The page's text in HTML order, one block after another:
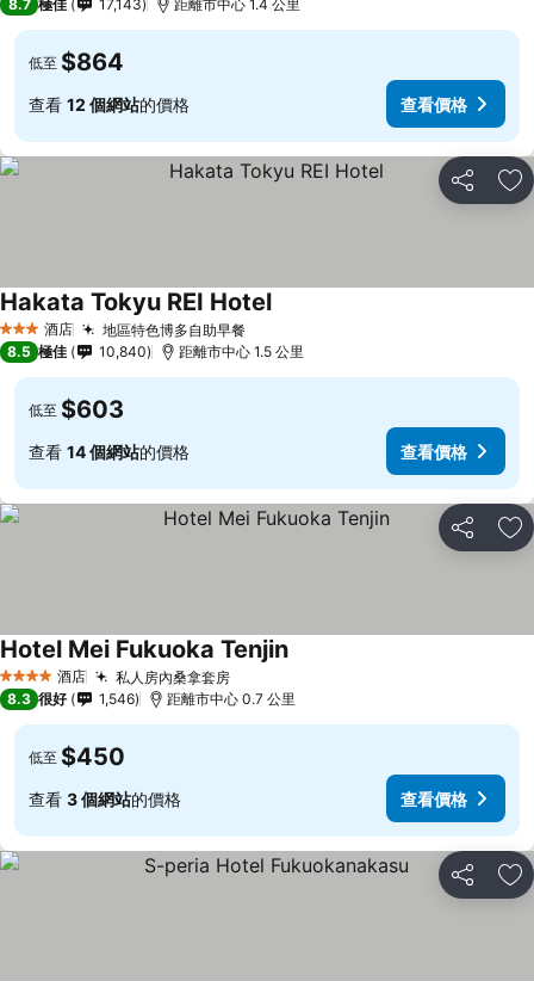
8.7 極佳 17,143 距離市中心 1.4 公里
低至 $864
查看 12 個網站的價格 查看價格
分享 放
3 星級 酒店 地區特色博多自助早餐
Hakata Tokyu REI Hotel
8.5 極佳 10,840 距離市中心 1.5 公里
低至 $603
查看 14 個網站的價格 查看價格
分享 放
4 星級 酒店 私人房內桑拿套房
Hotel Mei Fukuoka Tenjin
8.3 很好 1,546 距離市中心 0.7 公里
低至 $450
查看 3 個網站的價格 查看價格
分享 放